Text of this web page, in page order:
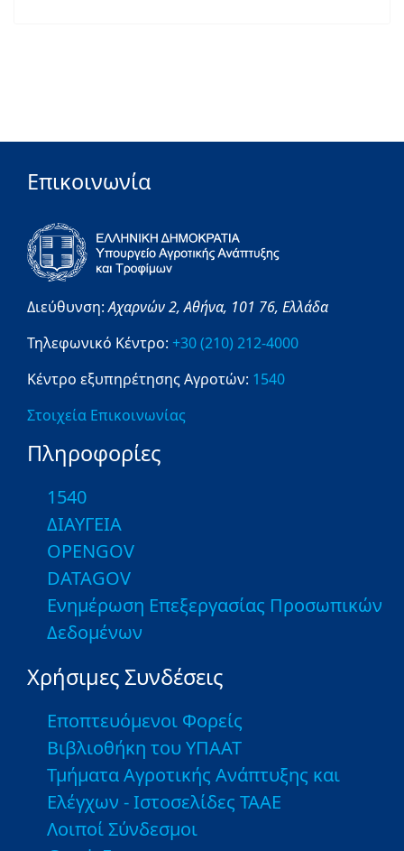
Επικοινωνία
Διεύθυνση:Αχαρνών 2,Αθήνα, 101 76, Ελλάδα
Τηλεφωνικό Κέντρο: +30 (210) 212-4000
Κέντρο εξυπηρέτησης Αγροτών: 1540
Στοιχεία Επικοινωνίας
Πληροφορίες
1540
ΔΙΑΥΓΕΙΑ
OPENGOV
DATAGOV
Ενημέρωση Επεξεργασίας Προσωπικών
Δεδομένων
Χρήσιμες Συνδέσεις
Εποπτευόμενοι Φορείς
Βιβλιοθήκη του ΥΠΑΑΤ
Τμήματα Αγροτικής Ανάπτυξης και
Ελέγχων - Ιστοσελίδες ΤΑΑΕ
Λοιποί Σύνδεσμοι